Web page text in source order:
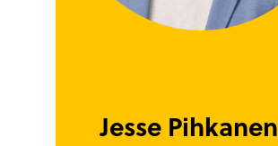
Jesse Pihkanen